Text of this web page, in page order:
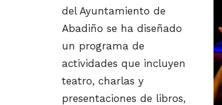
del Ayuntamiento de
Abadiño se ha diseñado
un programa de
actividades que incluyen
teatro, charlas y
presentaciones de libros,